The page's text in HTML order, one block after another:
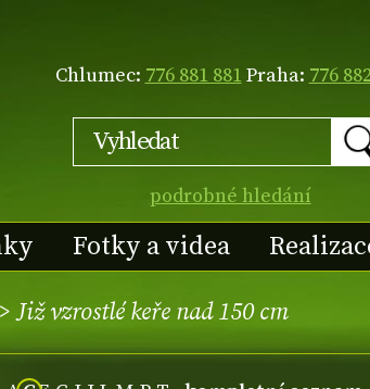
Chlumec: 776 881 881Praha: 776
podrobné hledání
Fotky a videa
Již vzrostlé keře nad 150 cm